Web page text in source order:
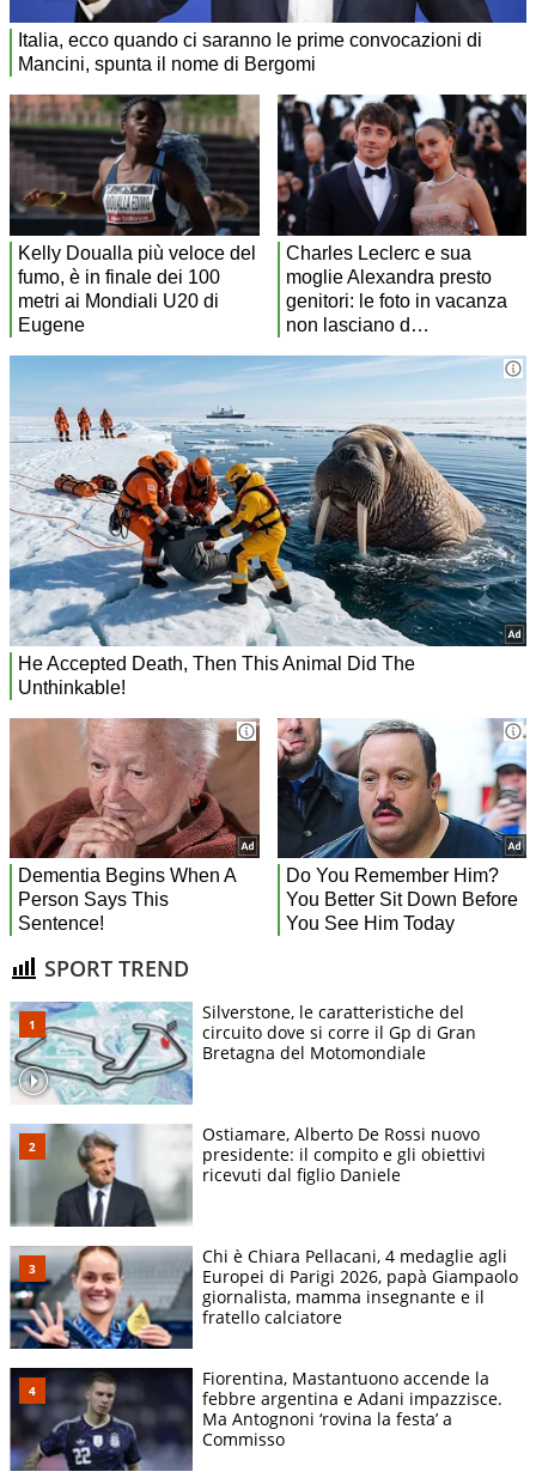
SPORT TREND
Silverstone, le caratteristiche del
circuito dove si corre il Gp di Gran
Bretagna del Motomondiale
Ostiamare, Alberto De Rossi nuovo
presidente: il compito e gli obiettivi
ricevuti dal figlio Daniele
Chi è Chiara Pellacani, 4 medaglie agli
Europei di Parigi 2026, papà Giampaolo
giornalista, mamma insegnante e il
fratello calciatore
Fiorentina, Mastantuono accende la
febbre argentina e Adani impazzisce.
Ma Antognoni ‘rovina la festa’ a
Commisso